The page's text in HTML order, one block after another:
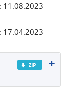
11.08.2023
17.04.2023